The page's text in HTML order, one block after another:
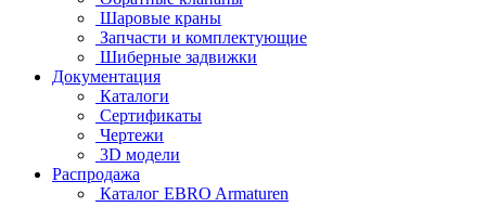
Шаровые краны
Запчасти и комплектующие
Шиберные задвижки
Документация
Каталоги
Сертификаты
Чертежи
3D модели
Распродажа
Каталог EBRO Armaturen